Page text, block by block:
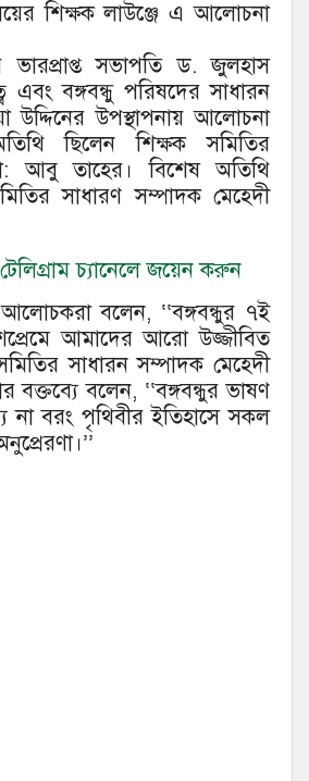
শিক্ষক লাউঞ্জে এ আলোচনা
ভারপ্রাপ্ত সভাপতি ড. জুলহাস
এবং বঙ্গবন্ধু পরিষদের সাধারন
উদ্দিনের উপস্থাপনায় আলোচনা
ছিলেন শিক্ষক সমিতির
আবু তাহের। বিশেষ অতিথি
সাধারণ সম্পাদক মেহেদী
চ্যানেলে জয়েন করুন
বলেন, ‘‘বঙ্গবন্ধুর ৭ই
আমাদের আরো উজ্জীবিত
সাধারন সম্পাদক মেহেদী
বলেন, ‘‘বঙ্গবন্ধুর ভাষণ
বরং পৃথিবীর ইতিহাসে সকল